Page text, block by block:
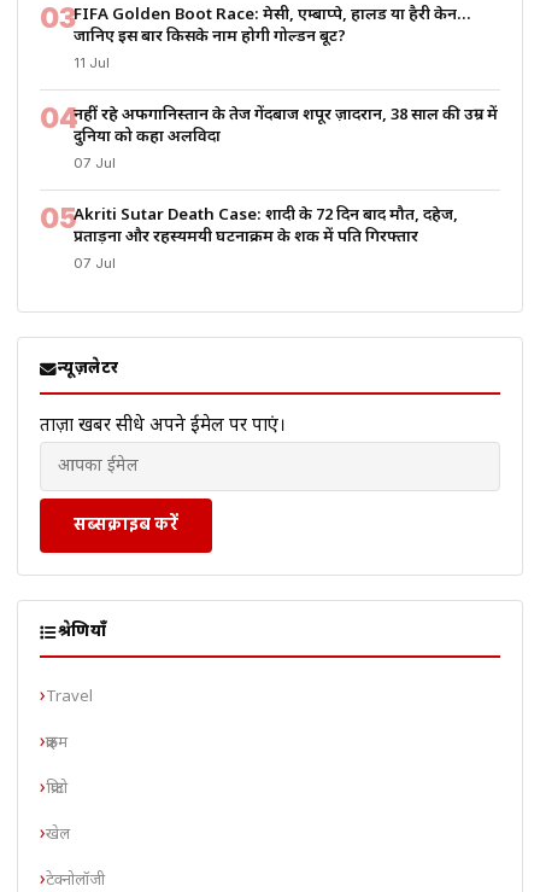
03FIFA Golden Boot Race: मेसी, एम्बाप्पे, हालैंड या हैरी केन…
जानिए इस बार किसके नाम होगी गोल्डन बूट?
11 Jul
04नहीं रहे अफगानिस्तान के तेज गेंदबाज शपूर ज़ादरान, 38 साल की उम्र में
दुनिया को कहा अलविदा
07 Jul
05Akriti Sutar Death Case: शादी के 72 दिन बाद मौत, दहेज,
प्रताड़ना और रहस्यमयी घटनाक्रम के शक में पति गिरफ्तार
07 Jul
न्यूज़लेटर
ताज़ा खबरें सीधे अपने ईमेल पर पाएं।
सब्सक्राइब करें
श्रेणियाँ
Travel
क्राइम
क्रिप्टो
खेल
टेक्नोलॉजी